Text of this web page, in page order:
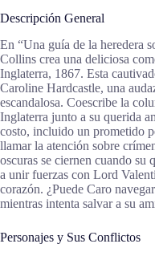
Descripción General
En “Una guía de la heredera
Collins crea una deliciosa
Inglaterra, 1867. Esta
Caroline Hardcastle, una
escandalosa. Coescribe la
Inglaterra junto a su querida
costo, incluido un prometido
llamar la atención sobre
oscuras se ciernen cuando su
a unir fuerzas con Lord
corazón. ¿Puede Caro
mientras intenta salvar a su
Personajes y Sus Conflictos